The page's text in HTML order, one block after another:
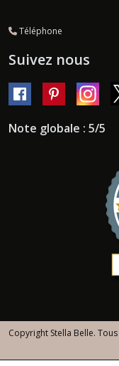
Téléphone
Suivez nous
Note globale : 5/5
Copyright Stella Belle.